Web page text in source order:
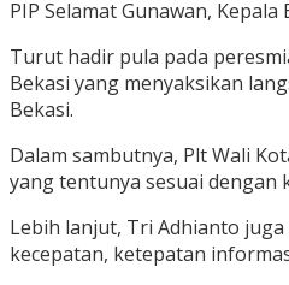
PIP Selamat Gunawan,
Turut hadir pula pada
Bekasi yang menyaksikan
Bekasi.
Dalam sambutnya, Plt Wali
yang tentunya sesuai dengan
Lebih lanjut, Tri Adhianto
kecepatan, ketepatan